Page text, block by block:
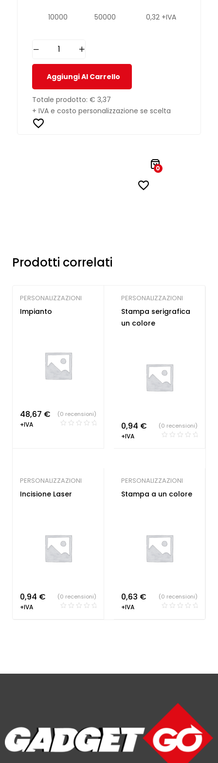
10000 50000 0,32 +IVA
Aggiungi Al Carrello
Totale prodotto: € 3,37
+ IVA e costo personalizzazione se scelta
0
Prodotti correlati
PERSONALIZZAZIONI
Impianto
48,67 €
+IVA
(0 recensioni)
PERSONALIZZAZIONI
Stampa serigrafica
un colore
0,94 €
+IVA
(0 recensioni)
PERSONALIZZAZIONI
Incisione Laser
0,94 €
+IVA
(0 recensioni)
PERSONALIZZAZIONI
Stampa a un colore
0,63 €
+IVA
(0 recensioni)